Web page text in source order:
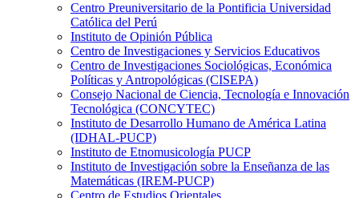
Centro Preuniversitario de la Pontificia Universidad
Católica del Perú
Instituto de Opinión Pública
Centro de Investigaciones y Servicios Educativos
Centro de Investigaciones Sociológicas, Económica
Políticas y Antropológicas (CISEPA)
Consejo Nacional de Ciencia, Tecnología e Innovación
Tecnológica (CONCYTEC)
Instituto de Desarrollo Humano de América Latina
(IDHAL-PUCP)
Instituto de Etnomusicología PUCP
Instituto de Investigación sobre la Enseñanza de las
Matemáticas (IREM-PUCP)
Centro de Estudios Orientales